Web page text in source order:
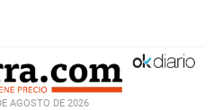
AGOSTO DE 2026